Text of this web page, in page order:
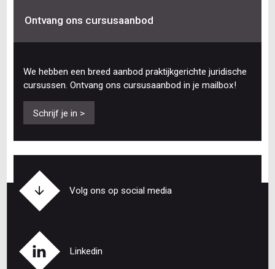
Ontvang ons cursusaanbod
We hebben een breed aanbod praktijkgerichte juridische
cursussen. Ontvang ons cursusaanbod in je mailbox!
Schrijf je in >
Volg ons op social media
Linkedin